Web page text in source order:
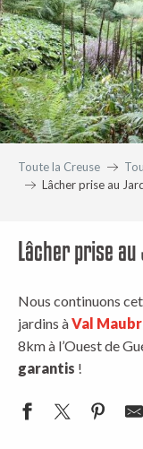
Toute la Creuse
Lâcher prise au
Lâcher prise
Nous continuons
jardins àVal
8km à l’Ouest de
garantis !